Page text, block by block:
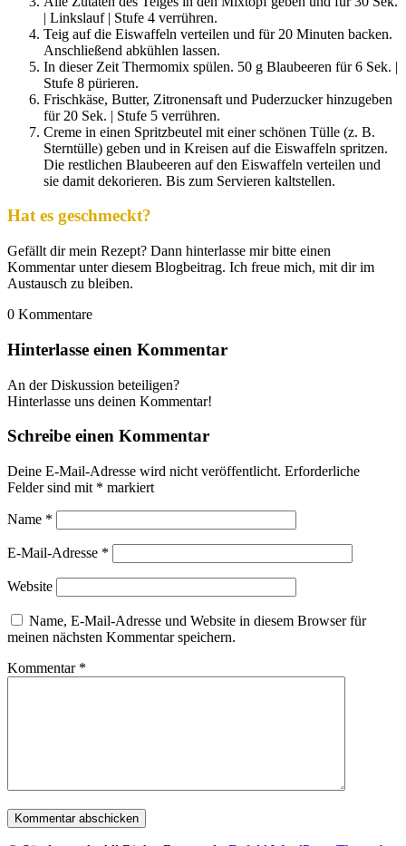
| Linkslauf | Stufe 4 verrühren.
Teig auf die Eiswaffeln verteilen und für 20 Minuten backen.
Anschließend abkühlen lassen.
In dieser Zeit Thermomix spülen. 50 g Blaubeeren für 6 Sek. |
Stufe 8 pürieren.
Frischkäse, Butter, Zitronensaft und Puderzucker hinzugeben
für 20 Sek. | Stufe 5 verrühren.
Creme in einen Spritzbeutel mit einer schönen Tülle (z. B.
Sterntülle) geben und in Kreisen auf die Eiswaffeln spritzen.
Die restlichen Blaubeeren auf den Eiswaffeln verteilen und
sie damit dekorieren. Bis zum Servieren kaltstellen.
Hat es geschmeckt?
Gefällt dir mein Rezept? Dann hinterlasse mir bitte einen
Kommentar unter diesem Blogbeitrag. Ich freue mich, mit dir im
Austausch zu bleiben.
0 Kommentare
Hinterlasse einen Kommentar
An der Diskussion beteiligen?
Hinterlasse uns deinen Kommentar!
Schreibe einen Kommentar
Deine E-Mail-Adresse wird nicht veröffentlicht. Erforderliche
Felder sind mit * markiert
Name *
E-Mail-Adresse *
Website
Name, E-Mail-Adresse und Website in diesem Browser für
meinen nächsten Kommentar speichern.
Kommentar *